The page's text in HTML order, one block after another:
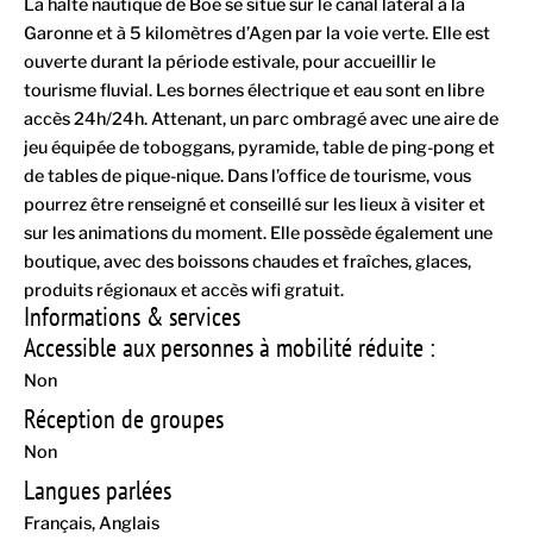
La halte nautique de Boé se situe sur le canal latéral à la
Garonne et à 5 kilomètres d’Agen par la voie verte. Elle est
ouverte durant la période estivale, pour accueillir le
tourisme fluvial. Les bornes électrique et eau sont en libre
accès 24h/24h. Attenant, un parc ombragé avec une aire de
jeu équipée de toboggans, pyramide, table de ping-pong et
de tables de pique-nique. Dans l’office de tourisme, vous
pourrez être renseigné et conseillé sur les lieux à visiter et
sur les animations du moment. Elle possède également une
boutique, avec des boissons chaudes et fraîches, glaces,
produits régionaux et accès wifi gratuit.
Informations & services
Accessible aux personnes à mobilité réduite :
Non
Réception de groupes
Non
Langues parlées
Français Anglais